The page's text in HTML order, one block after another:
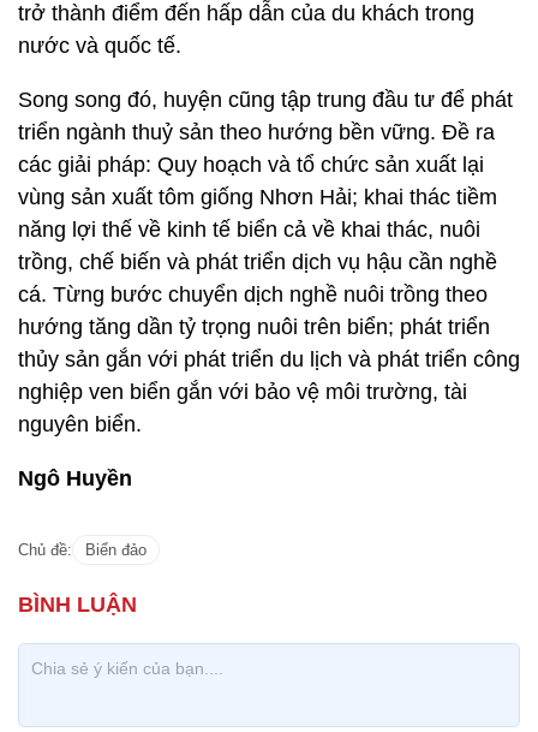
trở thành điểm đến hấp dẫn của du khách trong
nước và quốc tế.
Song song đó, huyện cũng tập trung đầu tư để phát
triển ngành thuỷ sản theo hướng bền vững. Đề ra
các giải pháp: Quy hoạch và tổ chức sản xuất lại
vùng sản xuất tôm giống Nhơn Hải; khai thác tiềm
năng lợi thế về kinh tế biển cả về khai thác, nuôi
trồng, chế biến và phát triển dịch vụ hậu cần nghề
cá. Từng bước chuyển dịch nghề nuôi trồng theo
hướng tăng dần tỷ trọng nuôi trên biển; phát triển
thủy sản gắn với phát triển du lịch và phát triển công
nghiệp ven biển gắn với bảo vệ môi trường, tài
nguyên biển.
Ngô Huyền
Chủ đề: Biển đảo